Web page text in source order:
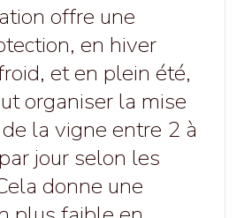
offre une
en hiver
et en plein été,
organiser la mise
de la vigne entre 2 à
jour selon les
donne une